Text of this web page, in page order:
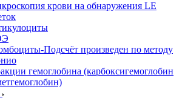
крови на обнаружения LE
Подсчёт произведен по методу
гемоглобина (карбоксигемоглобин